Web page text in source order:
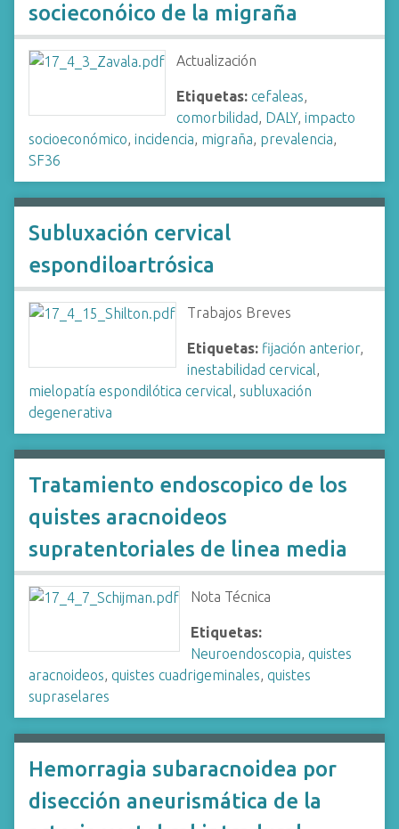
socieconóico de la migraña
Actualización
Etiquetas: cefaleas,
comorbilidad, DALY, impacto
socioeconómico, incidencia, migraña, prevalencia,
SF36
Subluxación cervical
espondiloartrósica
Trabajos Breves
Etiquetas: fijación anterior,
inestabilidad cervical,
mielopatía espondilótica cervical, subluxación
degenerativa
Tratamiento endoscopico de los
quistes aracnoideos
supratentoriales de linea media
Nota Técnica
Etiquetas:
Neuroendoscopia, quistes
aracnoideos, quistes cuadrigeminales, quistes
supraselares
Hemorragia subaracnoidea por
disección aneurismática de la